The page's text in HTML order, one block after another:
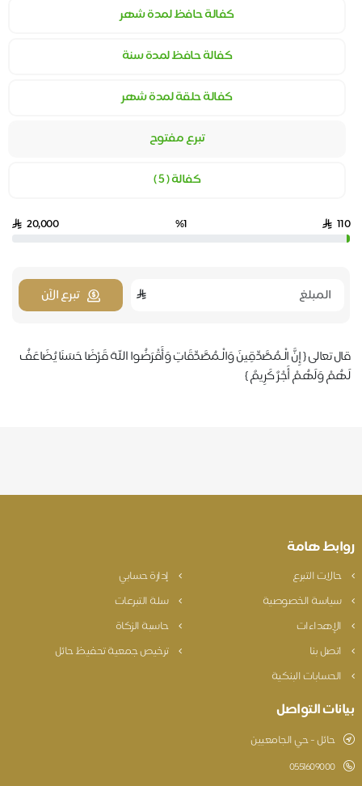
كفالة حافظ لمدة شهر
كفالة حافظ لمدة سنة
كفالة حلقة لمدة شهر
تبرع مفتوح
كفالة ( ٥ )
110
%1
20,000
تبرع الآن
قال تعالى ‏{ إِنَّ الْـمُصَّدِّقِينَ وَالْـمُصَّدِّقَاتِ وَأَقْرَضُوا اللهَ قَرْضًا حَسَنًا يُضَاعَفُ
لَهُمْ وَلَهُمْ أَجْرٌ كَرِيمٌ }
روابط هامة
حالات التبرع
إدارة حسابي
سياسة الخصوصية
سلة التبرعات
الإهداءات
حاسبة الزكاة
اتصل بنا
ترخيص جمعية تحفيظ حائل
الحسابات البنكية
بيانات التواصل
حائل - حي الجامعيين
0551609000